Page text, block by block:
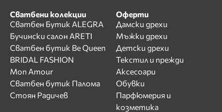
Сватбени колекции
Сватбен Бутик ALEGRA
Бучински салон ARETI
Сватбен бутик Be Queen
BRIDAL FASHION
Mon Amour
Сватбен бутик Палома
Стоян Радичев
Оферти
Дамски дрехи
Мъжки дрехи
Детски дрехи
Текстил и прежди
Аксесоари
Обувки
Парфюмерия и
козметика